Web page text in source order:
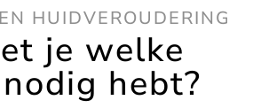
HUIDVEROUDERING
je welke
hebt?